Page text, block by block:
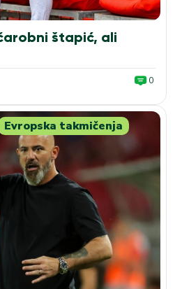
štapić, ali
0
Evropska takmičenja